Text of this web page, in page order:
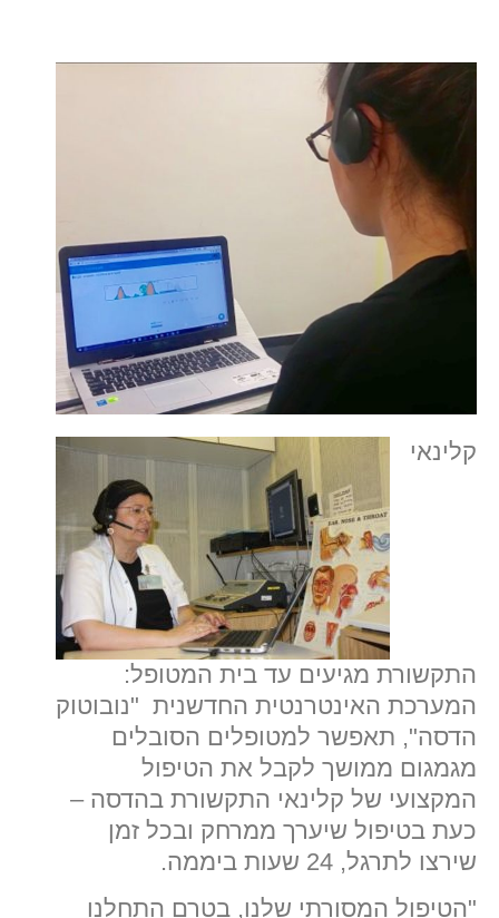
קלינאי
התקשורת מגיעים עד בית המטופל:
המערכת האינטרנטית החדשנית "נובוטוק
הדסה", תאפשר למטופלים הסובלים
מגמגום ממושך לקבל את הטיפול
המקצועי של קלינאי התקשורת בהדסה –
כעת בטיפול שיערך ממרחק ובכל זמן
שירצו לתרגל, 24 שעות ביממה.
"הטיפול המסורתי שלנו, בטרם התחלנו